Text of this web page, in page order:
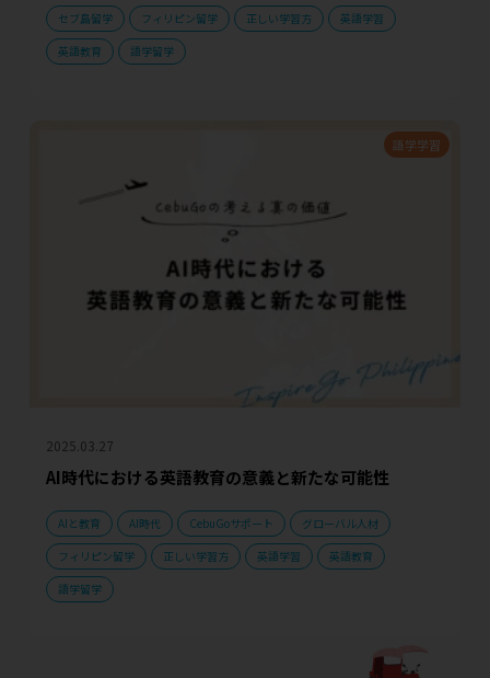
セブ島留学
フィリピン留学 正しい学習方
英語学習
英語教育
語学留学
語学学習
2025.03.27
AI時代における英語教育の意義と新たな可能性
AIと教育 AI時代 CebuGoサポート
グローバル人材
フィリピン留学
正しい学習方 英語学習
英語教育
語学留学